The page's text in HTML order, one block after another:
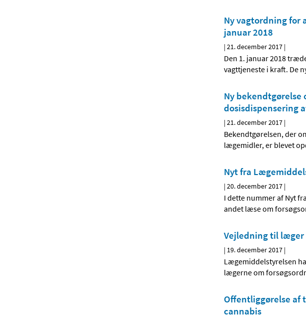
Ny vagtordning for
januar 2018
|21. december 2017 |
Den 1. januar 2018
vagttjeneste i kraft. De
Ny bekendtgørelse
dosisdispensering
|21. december 2017 |
Bekendtgørelsen, der
lægemidler, er blevet
Nyt fra
|20. december 2017 |
I dette nummer af Nyt
andet læse om
Vejledning til læger
| 19. december 2017 |
Lægemiddelstyrelsen
lægerne om
Offentliggørelse af
cannabis